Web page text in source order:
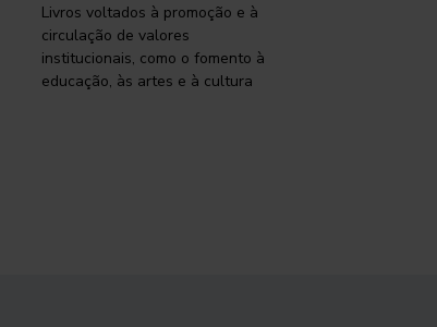
Livros voltados à promoção e à
circulação de valores
institucionais, como o fomento à
educação, às artes e à cultura